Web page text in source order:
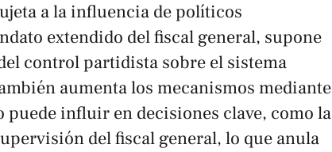
a la influencia de políticos
extendido del fiscal general, supone
control partidista sobre el sistema
aumenta los mecanismos mediante
puede influir en decisiones clave, como la
del fiscal general, lo que anula